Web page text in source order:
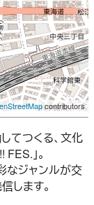
contributors
てつくる、文化
」。
なジャンルが交
します。